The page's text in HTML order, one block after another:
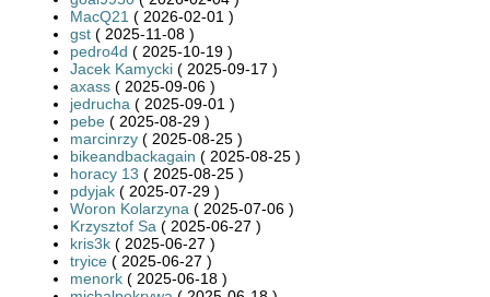
MacQ21 ( 2026-02-01 )
gst ( 2025-11-08 )
pedro4d ( 2025-10-19 )
Jacek Kamycki ( 2025-09-17 )
axass ( 2025-09-06 )
jedrucha ( 2025-09-01 )
pebe ( 2025-08-29 )
marcinrzy ( 2025-08-25 )
bikeandbackagain ( 2025-08-25 )
horacy 13 ( 2025-08-25 )
pdyjak ( 2025-07-29 )
Woron Kolarzyna ( 2025-07-06 )
Krzysztof Sa ( 2025-06-27 )
kris3k ( 2025-06-27 )
tryice ( 2025-06-27 )
menork ( 2025-06-18 )